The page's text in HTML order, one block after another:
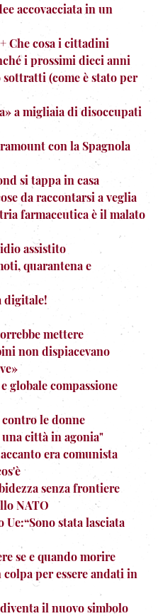
accovacciata in un
Che cosa i cittadini
i prossimi dieci anni
(come è stato per
a migliaia di disoccupati
con la Spagnola
si tappa in casa
da raccontarsi a veglia
farmaceutica è il malato
assistito
quarantena e
digitale!
mettere
non dispiacevano
globale compassione
contro le donne
città in agonia"
era comunista
senza frontiere
NATO
stata lasciata
se e quando morire
per essere andati in
il nuovo simbolo